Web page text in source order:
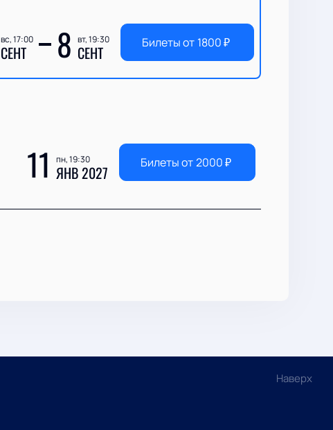
вс, 17:00
СЕНТ 8 вт, 19:30
СЕНТ Билеты от 1800₽
11 пн, 19:30
ЯНВ 2027 Билеты от 2000₽
Наверх